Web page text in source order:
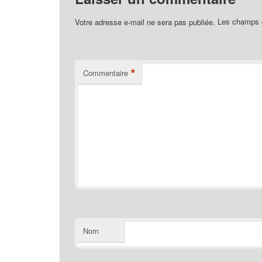
Votre adresse e-mail ne sera pas publiée. Les champs
Commentaire *
Nom